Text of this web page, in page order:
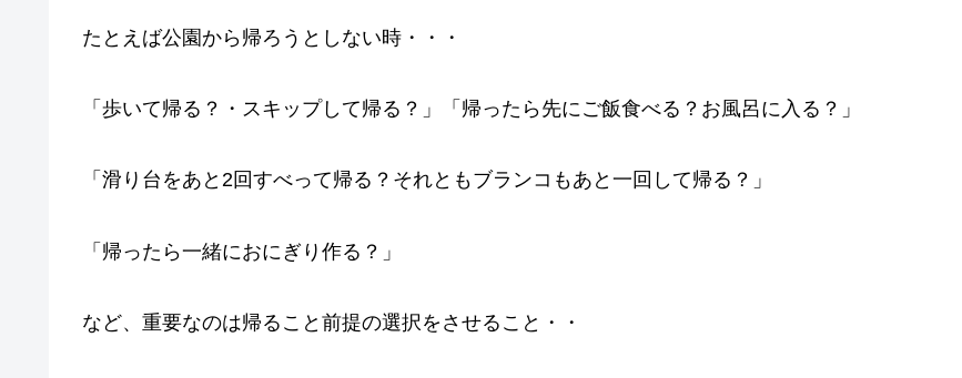
たとえば公園から帰ろうとしない時・・・
「歩いて帰る？・スキップして帰る？」「帰ったら先にご飯食べる？お風呂に入る？」
「滑り台をあと2回すべって帰る？それともブランコもあと一回して帰る？」
「帰ったら一緒におにぎり作る？」
など、重要なのは帰ること前提の選択をさせること・・